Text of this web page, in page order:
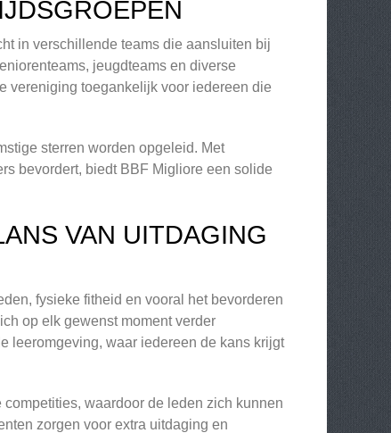
in verschillende teams die aansluiten bij
jeugdteams en diverse
vereniging toegankelijk voor iedereen die
sterren worden opgeleid. Met
bevordert, biedt BBF Migliore een solide
VAN UITDAGING
fysieke fitheid en vooral het bevorderen
op elk gewenst moment verder
leeromgeving, waar iedereen de kans krijgt
waardoor de leden zich kunnen
zorgen voor extra uitdaging en